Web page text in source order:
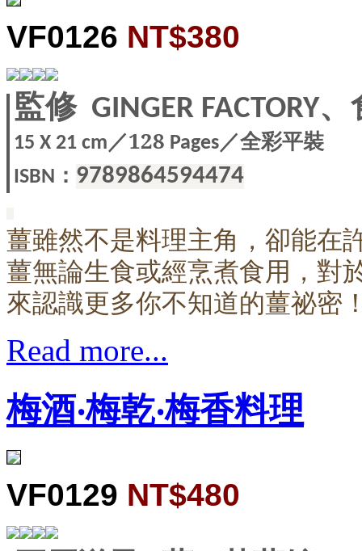
VF0126 NT$380
監修 GINGER FACTORY
15 X 21 cm／128 Pages／全彩平裝
ISBN ： 9789864594474
薑雖然不是料理主角，卻能在
薑無論生食或經烹煮食用，對
來認識更多你不知道的薑祕密
Read more...
梅酒‧梅乾‧梅香料理
VF0129 NT$480